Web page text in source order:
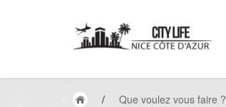
/ Que voulez vous faire ?